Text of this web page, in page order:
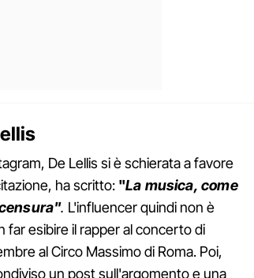
De Lellis si è schierata a favore
ha scritto: "La musica, come
. L'influencer quindi non è
far esibire il rapper al concerto di
al Circo Massimo di Roma. Poi,
un post sull'argomento e una